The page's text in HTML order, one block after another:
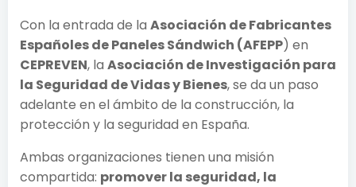
Con la entrada de la Asociación de Fabricantes
Españoles de Paneles Sándwich (AFEPP) en
CEPREVEN, la Asociación de Investigación para
la Seguridad de Vidas y Bienes, se da un paso
adelante en el ámbito de la construcción, la
protección y la seguridad en España.
Ambas organizaciones tienen una misión
compartida: promover la seguridad, la